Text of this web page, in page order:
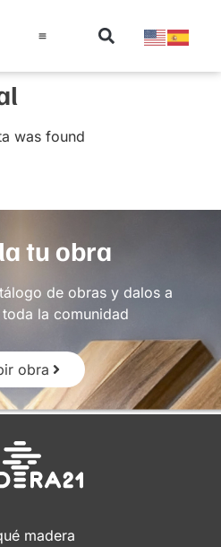
was found
tu obra
de obras y dalos a
la comunidad
obra
madera